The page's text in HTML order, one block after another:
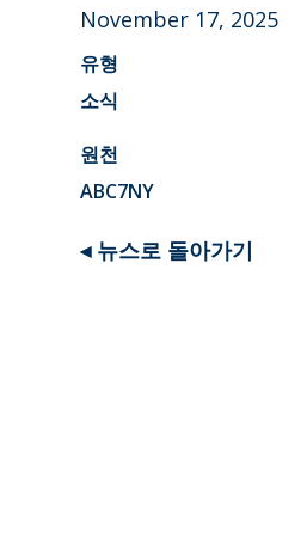
November 17, 2025
유형
소식
원천
ABC7NY
◂ 뉴스로 돌아가기